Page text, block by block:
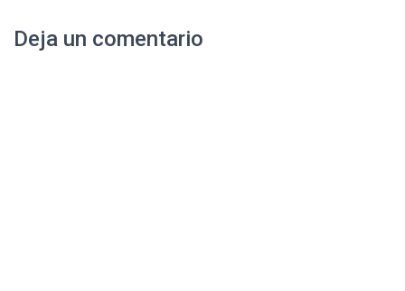
Deja un comentario